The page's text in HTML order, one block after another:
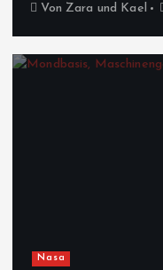
Von Zara und Kael
Nasa